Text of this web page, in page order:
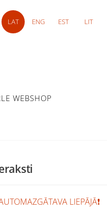
WEBSHOP
LAT ENG EST LIT
LIEPĀJĀ❗️